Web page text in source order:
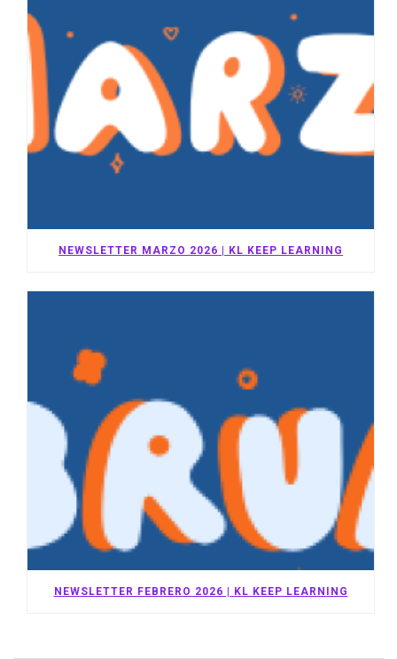
NEWSLETTER MARZO 2026 | KL KEEP LEARNING
NEWSLETTER FEBRERO 2026 | KL KEEP LEARNING